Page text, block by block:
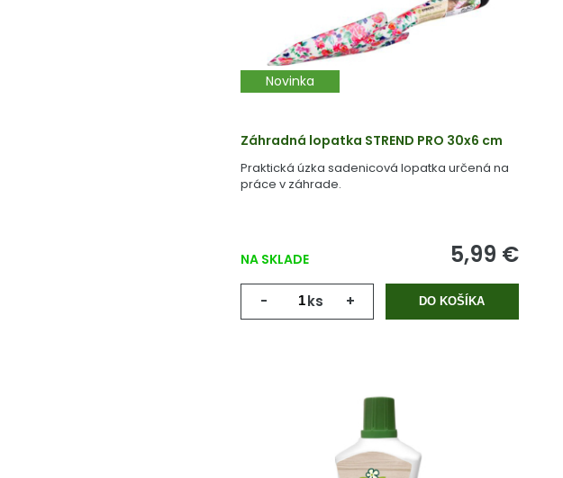
Novinka
Záhradná lopatka STREND PRO 30x6 cm
Praktická úzka sadenicová lopatka určená na
práce v záhrade.
NA SKLADE 5,99 €
- ks + DO KOŠÍKA